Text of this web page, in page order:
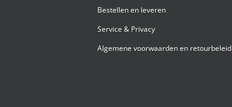
Bestellen en leveren
Service & Privacy
Algemene voorwaarden en retourbeleid